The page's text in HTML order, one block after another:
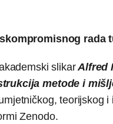
rada
slikarAlfred
metode i
teorijskog
Zenodo.